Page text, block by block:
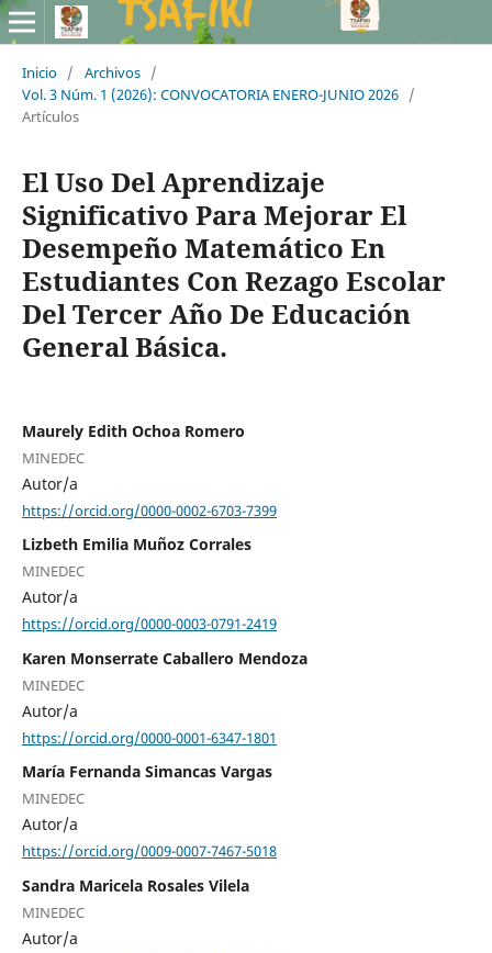
Inicio / Archivos /
Vol. 3 Núm. 1 (2026): CONVOCATORIA ENERO-JUNIO 2026 /
Artículos
El Uso Del Aprendizaje
Significativo Para Mejorar El
Desempeño Matemático En
Estudiantes Con Rezago Escolar
Del Tercer Año De Educación
General Básica.
Maurely Edith Ochoa Romero
MINEDEC
Autor/a
https://orcid.org/0000-0002-6703-7399
Lizbeth Emilia Muñoz Corrales
MINEDEC
Autor/a
https://orcid.org/0000-0003-0791-2419
Karen Monserrate Caballero Mendoza
MINEDEC
Autor/a
https://orcid.org/0000-0001-6347-1801
María Fernanda Simancas Vargas
MINEDEC
Autor/a
https://orcid.org/0009-0007-7467-5018
Sandra Maricela Rosales Vilela
MINEDEC
Autor/a